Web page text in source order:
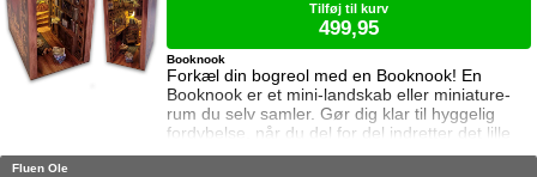
Forkæl din bogreol med en Booknook! En
Booknook er et mini-landskab eller miniature-
rum du selv samler. Gør dig klar til hyggelig
fordybelse, når du del for del indretter det lille
rum med de fineste detaljer. Med lukkede sider
Booknook
Tilføj til kurv
499,95
Fluen Ole